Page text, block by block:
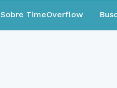
Sobre TimeOverflow